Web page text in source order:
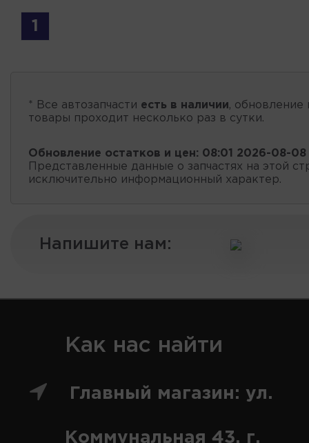
1
* Все автозапчасти есть в наличии, обновление
товары проходит несколько раз в сутки.
Обновление остатков и цен: 08:01 2026-08-08
Представленные данные о запчастях на этой
исключительно информационный характер.
Напишите нам:
Как нас найти
Главный магазин: ул.
Коммунальная 43, г.